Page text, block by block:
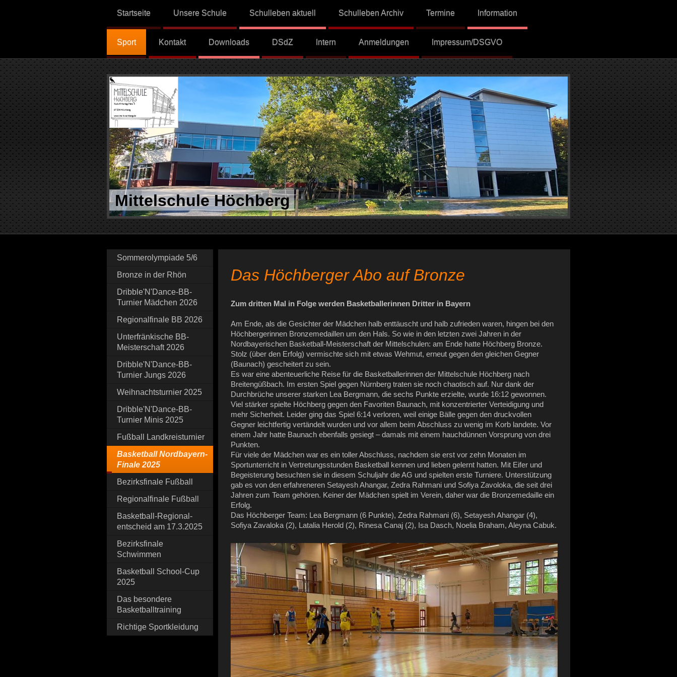
Startseite Unsere Schule Schulleben aktuell Schulleben Archiv Termine Information
Sport Kontakt Downloads DSdZ Intern Anmeldungen Impressum/DSGVO
Mittelschule Höchberg
Sommerolympiade 5/6
Bronze in der Rhön
Dribble'N'Dance-BB-
Turnier Mädchen 2026
Regionalfinale BB 2026
Unterfränkische BB-
Meisterschaft 2026
Dribble'N'Dance-BB-
Turnier Jungs 2026
Weihnachtsturnier 2025
Dribble'N'Dance-BB-
Turnier Minis 2025
Fußball Landkreisturnier
Basketball Nordbayern-
Finale 2025
Bezirksfinale Fußball
Regionalfinale Fußball
Basketball-Regional-
entscheid am 17.3.2025
Bezirksfinale
Schwimmen
Basketball School-Cup
2025
Das besondere
Basketballtraining
Richtige Sportkleidung
Das Höchberger Abo auf Bronze
Zum dritten Mal in Folge werden Basketballerinnen Dritter in Bayern
Am Ende, als die Gesichter der Mädchen halb enttäuscht und halb zufrieden waren, hingen bei den
Höchbergerinnen Bronzemedaillen um den Hals. So wie in den letzten zwei Jahren in der
Nordbayerischen Basketball-Meisterschaft der Mittelschulen: am Ende hatte Höchberg Bronze.
Stolz (über den Erfolg) vermischte sich mit etwas Wehmut, erneut gegen den gleichen Gegner
(Baunach) gescheitert zu sein.
Es war eine abenteuerliche Reise für die Basketballerinnen der Mittelschule Höchberg nach
Breitengüßbach. Im ersten Spiel gegen Nürnberg traten sie noch chaotisch auf. Nur dank der
Durchbrüche unserer starken Lea Bergmann, die sechs Punkte erzielte, wurde 16:12 gewonnen.
Viel stärker spielte Höchberg gegen den Favoriten Baunach, mit konzentrierter Verteidigung und
mehr Sicherheit. Leider ging das Spiel 6:14 verloren, weil einige Bälle gegen den druckvollen
Gegner leichtfertig vertändelt wurden und vor allem beim Abschluss zu wenig im Korb landete. Vor
einem Jahr hatte Baunach ebenfalls gesiegt – damals mit einem hauchdünnen Vorsprung von drei
Punkten.
Für viele der Mädchen war es ein toller Abschluss, nachdem sie erst vor zehn Monaten im
Sportunterricht in Vertretungsstunden Basketball kennen und lieben gelernt hatten. Mit Eifer und
Begeisterung besuchten sie in diesem Schuljahr die AG und spielten erste Turniere. Unterstützung
gab es von den erfahreneren Setayesh Ahangar, Zedra Rahmani und Sofiya Zavoloka, die seit drei
Jahren zum Team gehören. Keiner der Mädchen spielt im Verein, daher war die Bronzemedaille ein
Erfolg.
Das Höchberger Team: Lea Bergmann (6 Punkte), Zedra Rahmani (6), Setayesh Ahangar (4),
Sofiya Zavaloka (2), Latalia Herold (2), Rinesa Canaj (2), Isa Dasch, Noelia Braham, Aleyna Cabuk.